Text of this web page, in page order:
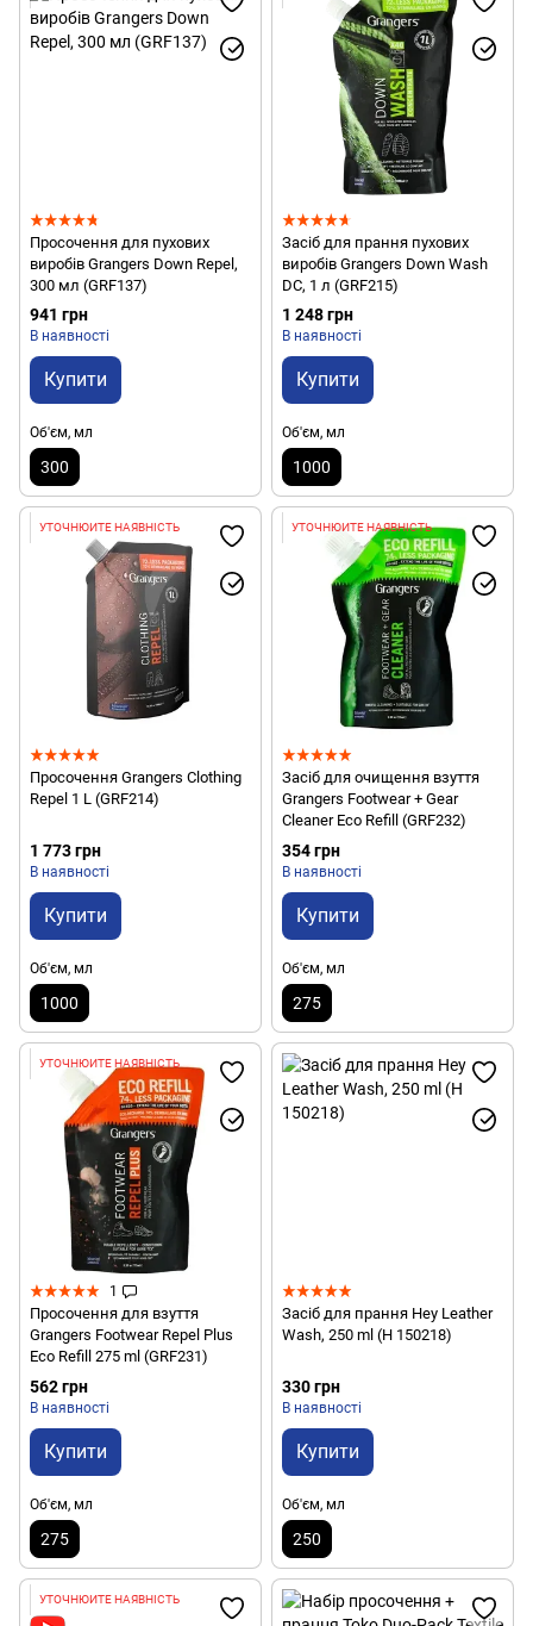
Просочення для пухових
виробів Grangers Down Repel,
300 мл (GRF137)
941 грн
В наявності
Купити
Об'єм, мл
300
Засіб для прання пухових
виробів Grangers Down Wash
DC, 1 л (GRF215)
1 248 грн
В наявності
Купити
Об'єм, мл
1000
УТОЧНЮЙТЕ НАЯВНІСТЬ
Просочення Grangers Clothing
Repel 1 L (GRF214)
1 773 грн
В наявності
Купити
Об'єм, мл
1000
УТОЧНЮЙТЕ НАЯВНІСТЬ
Засіб для очищення взуття
Grangers Footwear + Gear
Cleaner Eco Refill (GRF232)
354 грн
В наявності
Купити
Об'єм, мл
275
УТОЧНЮЙТЕ НАЯВНІСТЬ
1
Просочення для взуття
Grangers Footwear Repel Plus
Eco Refill 275 ml (GRF231)
562 грн
В наявності
Купити
Об'єм, мл
275
Засіб для прання Hey Leather
Wash, 250 ml (H 150218)
330 грн
В наявності
Купити
Об'єм, мл
250
УТОЧНЮЙТЕ НАЯВНІСТЬ